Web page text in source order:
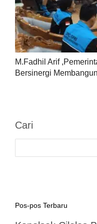
M.Fadhil Arif
Bersinergi
Cari
Pos-pos Terbaru